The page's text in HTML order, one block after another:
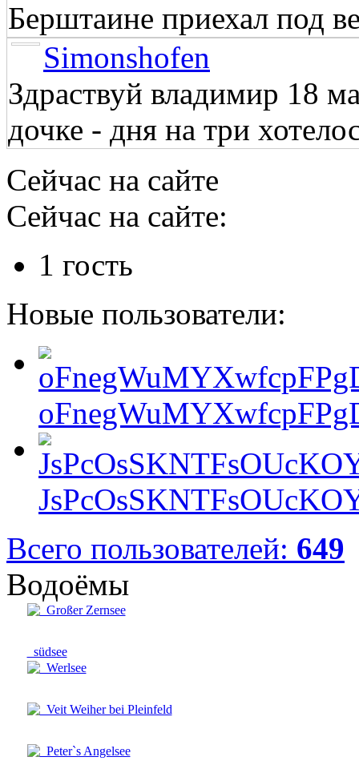
Берштаине приехал под
Simonshofen
Здраствуй владимир 18
дочке - дня на три
Сейчас на сайте
Сейчас на сайте:
1 гость
Новые пользователи:
Всего пользователей: 649
Водоёмы
Großer Zernsee
südsee
Werlsee
Veit Weiher bei Pleinfeld
Peter`s Angelsee